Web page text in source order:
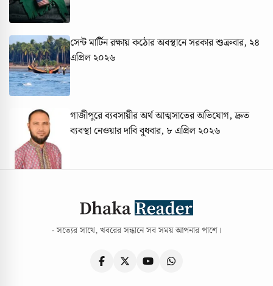
সেন্ট মার্টিন রক্ষায় কঠোর অবস্থানে সরকারশুক্রবার, ২৪
এপ্রিল ২০২৬
গাজীপুরে ব্যবসায়ীর অর্থ আত্মসাতের অভিযোগ, দ্রুত
ব্যবস্থা নেওয়ার দাবিবুধবার, ৮ এপ্রিল ২০২৬
- সত্যের সাথে, খবরের সন্ধানে সব সময় আপনার পাশে।